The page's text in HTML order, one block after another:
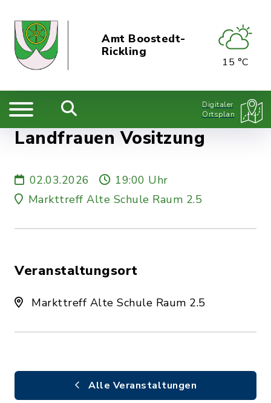
Amt Boostedt-
Rickling
15 °C
Digitaler
Ortsplan
Landfrauen Vositzung
02.03.2026
19:00 Uhr
Markttreff Alte Schule Raum 2.5
Veranstaltungsort
Markttreff Alte Schule Raum 2.5
Alle Veranstaltungen